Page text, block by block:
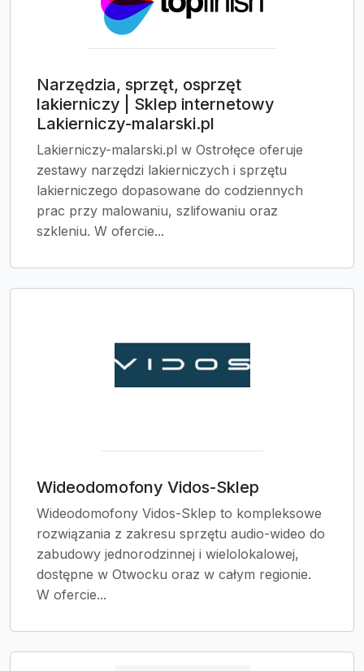
Narzędzia, sprzęt, osprzęt
lakierniczy | Sklep internetowy
Lakierniczy-malarski.pl
Lakierniczy-malarski.pl w Ostrołęce oferuje
zestawy narzędzi lakierniczych i sprzętu
lakierniczego dopasowane do codziennych
prac przy malowaniu, szlifowaniu oraz
szkleniu. W ofercie...
Wideodomofony Vidos-Sklep
Wideodomofony Vidos-Sklep to kompleksowe
rozwiązania z zakresu sprzętu audio-wideo do
zabudowy jednorodzinnej i wielolokalowej,
dostępne w Otwocku oraz w całym regionie.
W ofercie...